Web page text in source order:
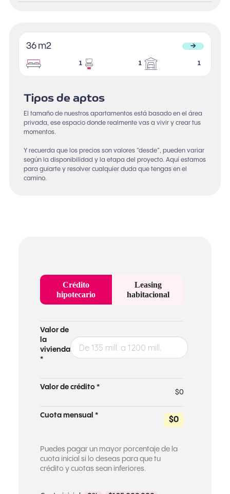
36 m2 →
1 1 1
Tipos de aptos
El tamaño de nuestros apartamentos está basado en el área
privada, ese espacio donde realmente vas a vivir y crear tus
momentos.
Y recuerda que los precios son valores “desde”, pueden variar
según la disponibilidad y la etapa del proyecto. Aquí estamos
para guiarte y resolver cualquier duda que tengas en el
camino.
Crédito
hipotecario
Leasing
habitacional
Valor de
la
vivienda
*
Valor de crédito *
$0
Cuota mensual *
$0
Puedes pagar un mayor porcentaje de la
cuota inicial si lo deseas para que tu
crédito y cuotas sean inferiores.